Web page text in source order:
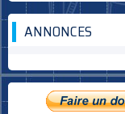
ANNONCES